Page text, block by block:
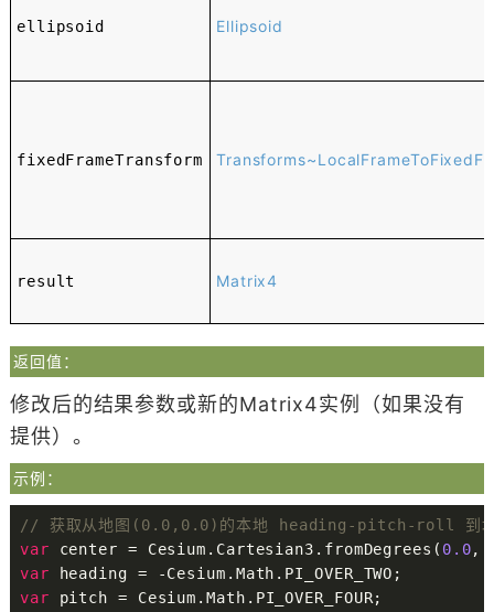
ellipsoid Ellipsoid
fixedFrameTransform
result Matrix4
返回值：
修改后的结果参数或新的Matrix4实例（如果没有
提供）。
示例：
// 获取从地图(0.0,0.0)的本地 heading-pitch-roll 到地
var center = Cesium . Cartesian3 . fromDegrees ( 0.0,
var heading = -Cesium . Math . PI_OVER_TWO ;
var pitch = Cesium .Math . PI_OVER_FOUR;